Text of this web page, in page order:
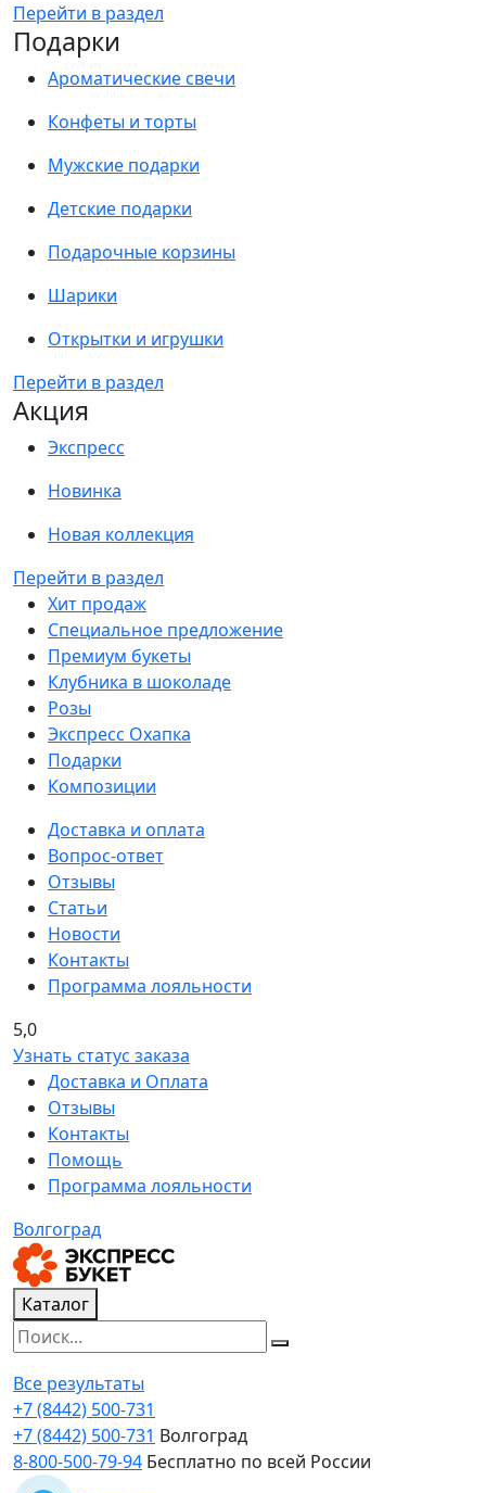
Перейти в раздел
Подарки
Ароматические свечи
Конфеты и торты
Мужские подарки
Детские подарки
Подарочные корзины
Шарики
Открытки и игрушки
Перейти в раздел
Акция
Экспресс
Новинка
Новая коллекция
Перейти в раздел
Хит продаж
Специальное предложение
Премиум букеты
Клубника в шоколаде
Розы
Экспресс Охапка
Подарки
Композиции
Доставка и оплата
Вопрос-ответ
Отзывы
Статьи
Новости
Контакты
Программа лояльности
5,0
Узнать статус заказа
Доставка и Оплата
Отзывы
Контакты
Помощь
Программа лояльности
Волгоград
Каталог
Все результаты
+7 (8442) 500-731
+7 (8442) 500-731 Волгоград
8-800-500-79-94 Бесплатно по всей России